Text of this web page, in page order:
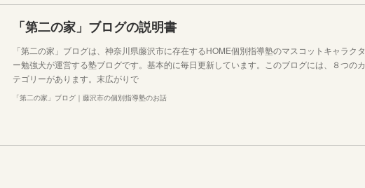
「第二の家」ブログの説明書
「第二の家」ブログは、神奈川県藤沢市に存在するHOME個別指導塾のマスコットキャラクタ
ー勉強犬が運営する塾ブログです。基本的に毎日更新しています。このブログには、８つのカ
テゴリーがあります。末広がりで
「第二の家」ブログ｜藤沢市の個別指導塾のお話